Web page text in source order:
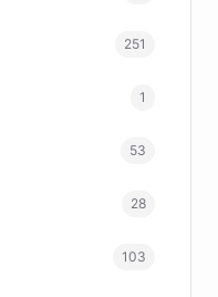
251
1
53
28
103